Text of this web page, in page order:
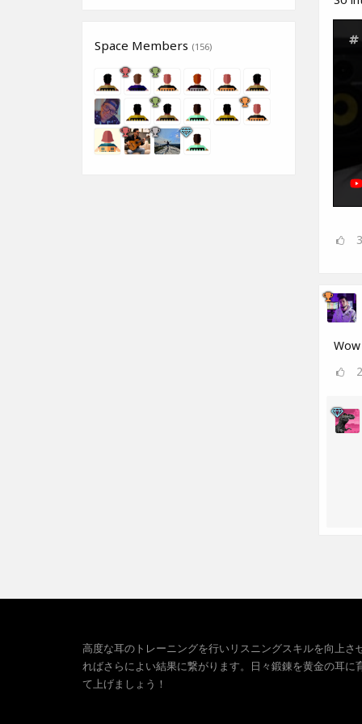
Space Members (156)
3
2
高度な耳のトレーニングを行いリスニングスキルを向上さ
ればさらによい結果に繋がります。日々鍛錬を黄金の耳に
て上げましょう！